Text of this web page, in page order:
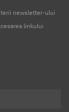
newsletter-ului
linkului